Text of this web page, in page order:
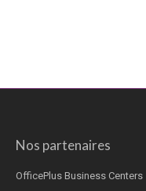
Nos partenaires
OfficePlus Business Centers